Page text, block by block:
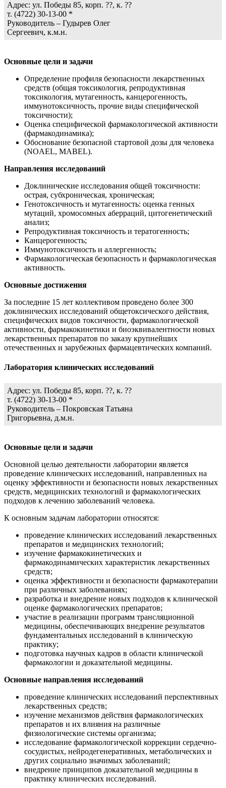
Адрес: ул. Победы 85, корп. ??, к. ??
т. (4722) 30-13-00 *
Руководитель – Гудырев Олег
Сергеевич, к.м.н.
Основные цели и задачи
Определение профиля безопасности лекарственных
средств (общая токсикология, репродуктивная
токсикология, мутагенность, канцерогенность,
иммунотоксичность, прочие виды специфической
токсичности);
Оценка специфической фармакологической активности
(фармакодинамика);
Обоснование безопасной стартовой дозы для человека
(NOAEL, MABEL).
Направления исследований
Доклинические исследования общей токсичности:
острая, субхроническая, хроническая;
Генотоксичность и мутагенность: оценка генных
мутаций, хромосомных аберраций, цитогенетический
анализ;
Репродуктивная токсичность и тератогенность;
Канцерогенность;
Иммунотоксичность и аллергенность;
Фармакологическая безопасность и фармакологическая
активность.
Основные достижения
За последние 15 лет коллективом проведено более 300
доклинических исследований общетоксического действия,
специфических видов токсичности, фармакологической
активности, фармакокинетики и биоэквивалентности новых
лекарственных препаратов по заказу крупнейших
отечественных и зарубежных фармацевтических компаний.
Лаборатория клинических исследований
Адрес: ул. Победы 85, корп. ??, к. ??
т. (4722) 30-13-00 *
Руководитель – Покровская Татьяна
Григорьевна, д.м.н.
Основные цели и задачи
Основной целью деятельности лаборатории является
проведение клинических исследований, направленных на
оценку эффективности и безопасности новых лекарственных
средств, медицинских технологий и фармакологических
подходов к лечению заболеваний человека.
К основным задачам лаборатории относятся:
проведение клинических исследований лекарственных
препаратов и медицинских технологий;
изучение фармакокинетических и
фармакодинамических характеристик лекарственных
средств;
оценка эффективности и безопасности фармакотерапии
при различных заболеваниях;
разработка и внедрение новых подходов к клинической
оценке фармакологических препаратов;
участие в реализации программ трансляционной
медицины, обеспечивающих внедрение результатов
фундаментальных исследований в клиническую
практику;
подготовка научных кадров в области клинической
фармакологии и доказательной медицины.
Основные направления исследований
проведение клинических исследований перспективных
лекарственных средств;
изучение механизмов действия фармакологических
препаратов и их влияния на различные
физиологические системы организма;
исследование фармакологической коррекции сердечно-
сосудистых, нейродегенеративных, метаболических и
других социально значимых заболеваний;
внедрение принципов доказательной медицины в
практику клинических исследований.